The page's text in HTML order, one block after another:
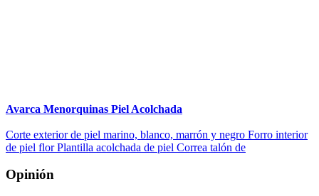
Avarca Menorquinas Piel Acolchada
Corte exterior de piel marino, blanco, marrón y negro Forro interior
de piel flor Plantilla acolchada de piel Correa talón de
Opinión